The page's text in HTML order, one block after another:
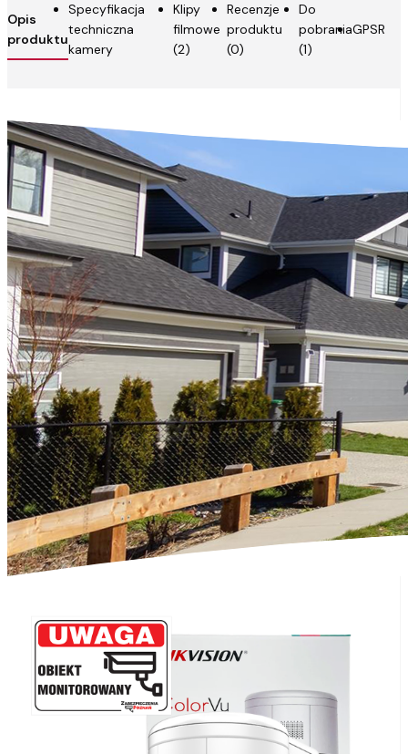
Opis
produktu
Do
pobrania
(1)
Specyfikacja
techniczna
kamery
GPSR
Klipy
filmowe
(2)
Recenzje
produktu
(0)